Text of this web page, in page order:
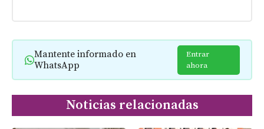
Mantente informado en
WhatsApp
Entrar
ahora
Noticias relacionadas